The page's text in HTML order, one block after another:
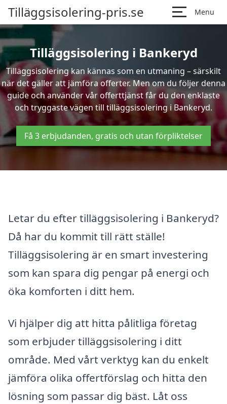
Tilläggsisolering-pris.se Menu
Tilläggsisolering i Bankeryd
Tilläggsisolering kan kännas som en utmaning – särskilt
när det gäller att jämföra offerter. Men om du följer denna
guide och använder vår offerttjänst får du den enklaste
och tryggaste vägen till tilläggsisolering i Bankeryd.
Få 3 erbjudanden, gratis och utan förpliktelser
Letar du efter tilläggsisolering i Bankeryd?
Då har du kommit till rätt ställe!
Tilläggsisolering är en smart investering
som kan spara dig pengar på energi och
öka komforten i ditt hem.
Vi hjälper dig att hitta pålitliga företag
som erbjuder tilläggsisolering i ditt
område. Med vårt verktyg kan du enkelt
jämföra olika offertförslag och hitta den
lösning som passar dig bäst. Låt oss